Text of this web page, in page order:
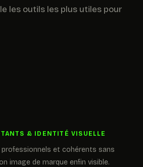
les outils les plus utiles pour
& IDENTITÉ VISUELLE
professionnels et cohérents sans
image de marque enfin visible.